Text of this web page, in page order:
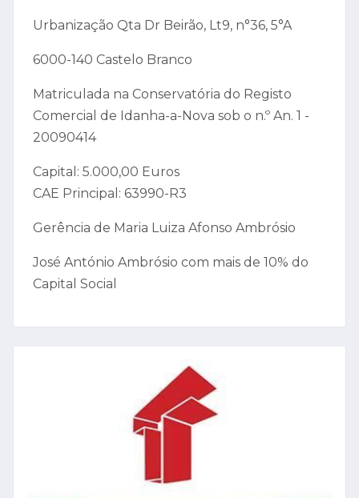
Urbanização Qta Dr Beirão, Lt9, n°36, 5°A
6000-140 Castelo Branco
Matriculada na Conservatória do Registo
Comercial de Idanha-a-Nova sob o n.º An. 1 -
20090414
Capital: 5.000,00 Euros
CAE Principal: 63990-R3
Gerência de Maria Luiza Afonso Ambrósio
José António Ambrósio com mais de 10% do
Capital Social